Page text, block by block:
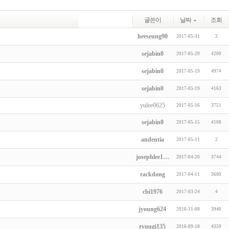
글쓴이 날짜 조회
heeseung90 2017-05-31 2
sejabin0 2017-05-29 4200
sejabin0 2017-05-19 4974
sejabin0 2017-05-19 4163
yulee0625 2017-05-16 3751
sejabin0 2017-05-15 4108
andentia 2017-05-11 2
josephlee1… 2017-04-20 3744
rackdong 2017-04-11 3600
cbi1976 2017-03-24 4
jyoung624 2016-11-08 3940
ryuugi135 2016-09-18 4359